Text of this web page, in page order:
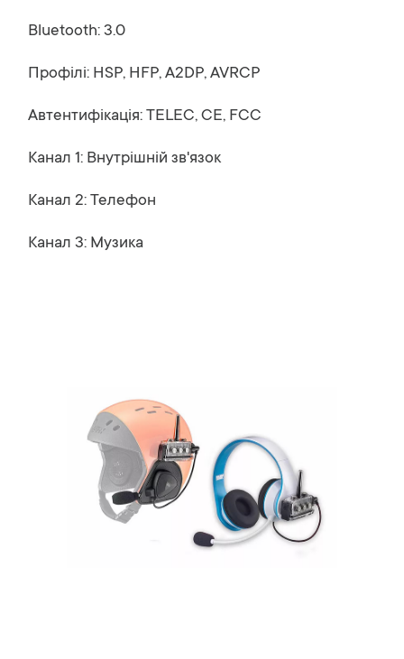
Bluetooth: 3.0
Профілі: HSP, HFP, A2DP, AVRCP
Автентифікація: TELEC, CE, FCC
Канал 1: Внутрішній зв'язок
Канал 2: Телефон
Канал 3: Музика